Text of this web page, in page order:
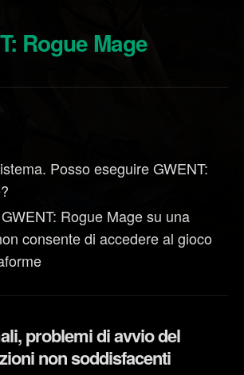
Rogue Mage
Posso eseguire GWENT:
Rogue Mage su una
consente di accedere al gioco
problemi di avvio del
non soddisfacenti